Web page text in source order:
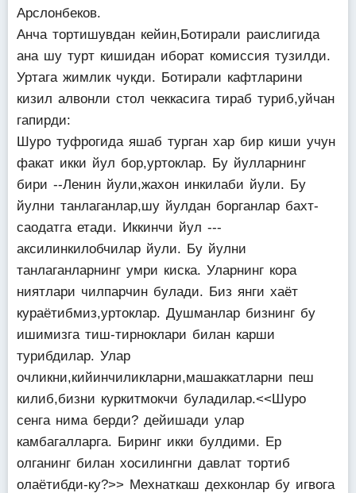
Арслонбеков.
Анча тортишувдан кейин,Ботирали раислигида
ана шу турт кишидан иборат комиссия тузилди.
Уртага жимлик чукди. Ботирали кафтларини
кизил алвонли стол чеккасига тираб туриб,уйчан
гапирди:
Шуро туфрогида яшаб турган хар бир киши учун
факат икки йул бор,уртоклар. Бу йулларнинг
бири --Ленин йули,жахон инкилаби йули. Бу
йулни танлаганлар,шу йулдан борганлар бахт-
саодатга етади. Иккинчи йул ---
аксилинкилобчилар йули. Бу йулни
танлаганларнинг умри киска. Уларнинг кора
ниятлари чилпарчин булади. Биз янги хаёт
кураётибмиз,уртоклар. Душманлар бизнинг бу
ишимизга тиш-тирноклари билан карши
турибдилар. Улар
очликни,кийинчиликларни,машаккатларни пеш
килиб,бизни куркитмокчи буладилар.<<Шуро
сенга нима берди? дейишади улар
камбагалларга. Биринг икки булдими. Ер
олганинг билан хосилингни давлат тортиб
олаётибди-ку?>> Мехнаткаш дехконлар бу игвога